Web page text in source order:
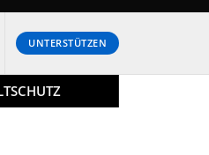
UNTERSTÜTZEN